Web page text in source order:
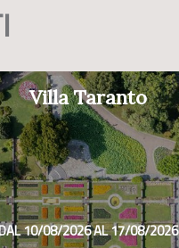
Villa Taranto
10/08/2026 AL 17/08/2026